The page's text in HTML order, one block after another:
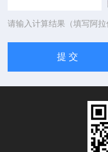
请输入计算结果（填写阿